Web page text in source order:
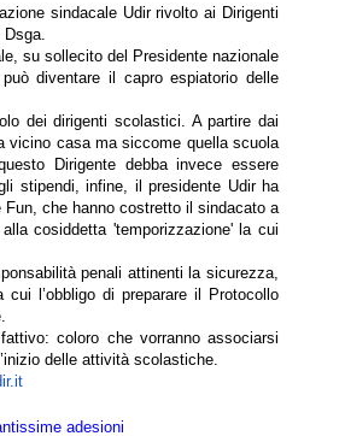
sindacale Udir rivolto ai Dirigenti
su sollecito del Presidente nazionale
diventare il capro espiatorio delle
dei dirigenti scolastici. A partire dai
vicino casa ma siccome quella scuola
Dirigente debba invece essere
stipendi, infine, il presidente Udir ha
che hanno costretto il sindacato a
cosiddetta 'temporizzazione' la cui
penali attinenti la sicurezza,
l’obbligo di preparare il Protocollo
coloro che vorranno associarsi
delle attività scolastiche.
adesioni